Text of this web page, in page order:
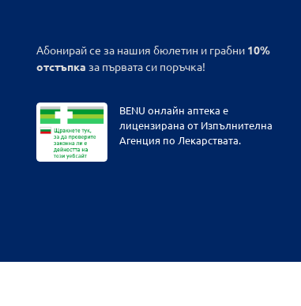
Абонирай се за нашия бюлетин и грабни 10%
отстъпка за първата си поръчка!
BENU онлайн аптека е
лицензирана от Изпълнителна
Агенция по Лекарствата.